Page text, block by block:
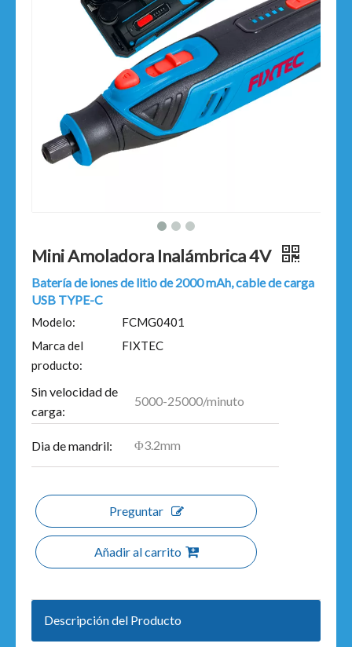
Mini Amoladora Inalámbrica 4V
Batería de iones de litio de 2000 mAh, cable de carga
USB TYPE-C
Modelo:
FCMG0401
Marca del
producto:
FIXTEC
Sin velocidad de
carga:
5000-25000/minuto
Dia de mandril: Φ3.2mm
Preguntar
Añadir al carrito
Descripción del Producto